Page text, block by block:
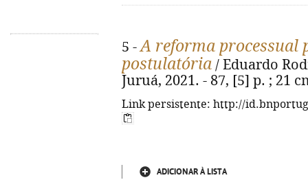
5 -A reforma processual
postulatória / Eduardo
Juruá, 2021. - 87, [5] p. ; 21
Link persistente: http://
ADICIONAR À LISTA